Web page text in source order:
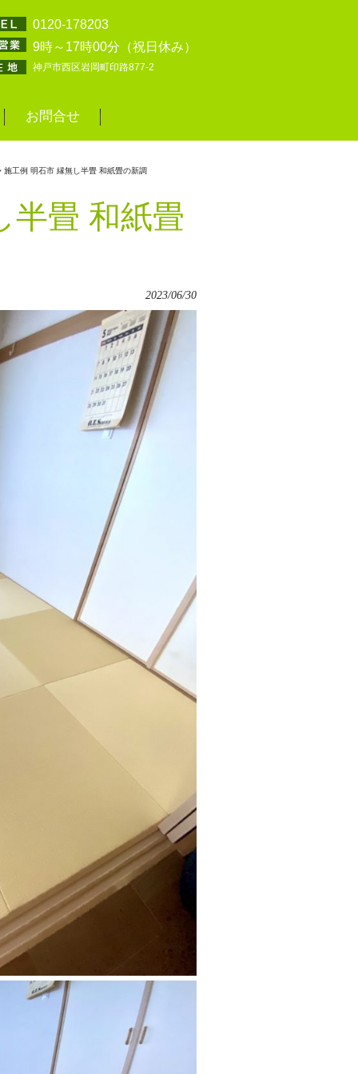
0120-178203
9時～17時00分（祝日休み）
神戸市西区岩岡町印路877-2
お問合せ
施工例 明石市 縁無し半畳 和紙畳の新調
半畳 和紙畳
2023/06/30